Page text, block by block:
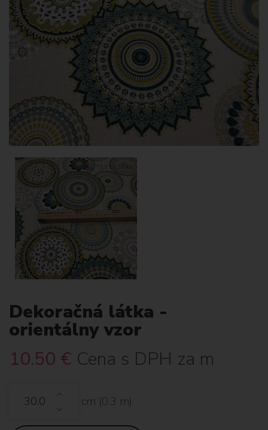
Dekoračná látka -
orientálny vzor
10.50 € Cena s DPH za m
cm (0.3 m)